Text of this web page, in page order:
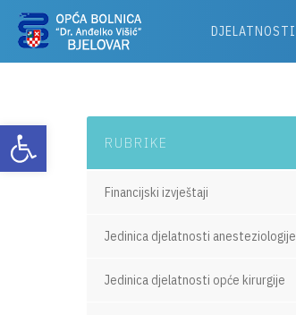
Otvori alatnu traku
DJELATNOSTI
RUBRIKE
Financijski izvještaji
Jedinica djelatnosti anesteziologije
Jedinica djelatnosti opće kirurgije